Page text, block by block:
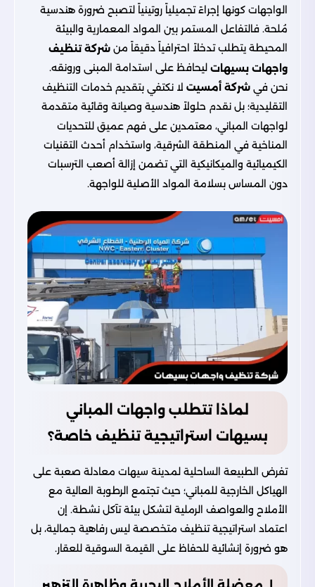
الواجهات كونها إجراءً تجميلياً روتينياً لتصبح ضرورة هندسية
مُلحة. فالتفاعل المستمر بين المواد المعمارية والبيئة
المحيطة يتطلب تدخلاً احترافياً دقيقاً من شركة تنظيف
واجهات بسيهات ليحافظ على استدامة المبنى ورونقه.
نحن في شركة أمسيت لا نكتفي بتقديم خدمات التنظيف
التقليدية؛ بل نقدم حلولاً هندسية وصيانة وقائية متقدمة
لواجهات المباني، معتمدين على فهم عميق للتحديات
المناخية في المنطقة الشرقية، واستخدام أحدث التقنيات
الكيميائية والميكانيكية التي تضمن إزالة أصعب الترسبات
دون المساس بسلامة المواد الأصلية للواجهة.
لماذا تتطلب واجهات المباني
بسيهات استراتيجية تنظيف خاصة؟
تفرض الطبيعة الساحلية لمدينة سيهات معادلة صعبة على
الهياكل الخارجية للمباني؛ حيث تجتمع الرطوبة العالية مع
الأملاح والعواصف الرملية لتشكل بيئة تآكل نشطة. إن
اعتماد استراتيجية تنظيف متخصصة ليس رفاهية جمالية، بل
هو ضرورة إنشائية للحفاظ على القيمة السوقية للعقار.